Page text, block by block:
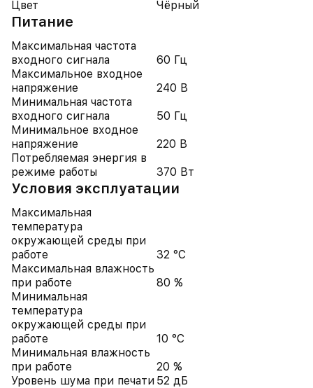
Цвет
Чёрный
Питание
Максимальная частота
входного сигнала
60 Гц
Максимальное входное
напряжение
240 В
Минимальная частота
входного сигнала
50 Гц
Минимальное входное
напряжение
220 В
Потребляемая энергия в
режиме работы
370 Вт
Условия эксплуатации
Максимальная
температура
окружающей среды при
работе
32 °C
Максимальная влажность
при работе
80 %
Минимальная
температура
окружающей среды при
работе
10 °C
Минимальная влажность
при работе
20 %
Уровень шума при печати 52 дБ